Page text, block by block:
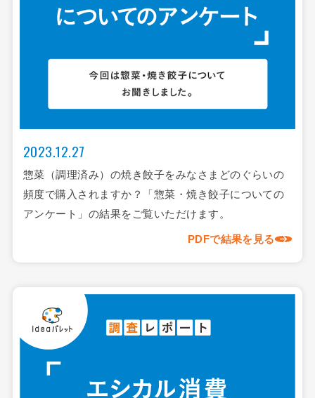
2023.12.27
惣菜（調理済み）の焼き餃子をみなさまどのぐらいの
頻度で購入されますか？「惣菜・焼き餃子についての
アンケート」の結果をご覧いただけます。
PDFで結果を見る